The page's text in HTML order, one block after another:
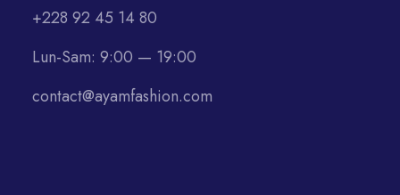
+228 92 45 14 80
Lun-Sam: 9:00 — 19:00
contact@ayamfashion.com